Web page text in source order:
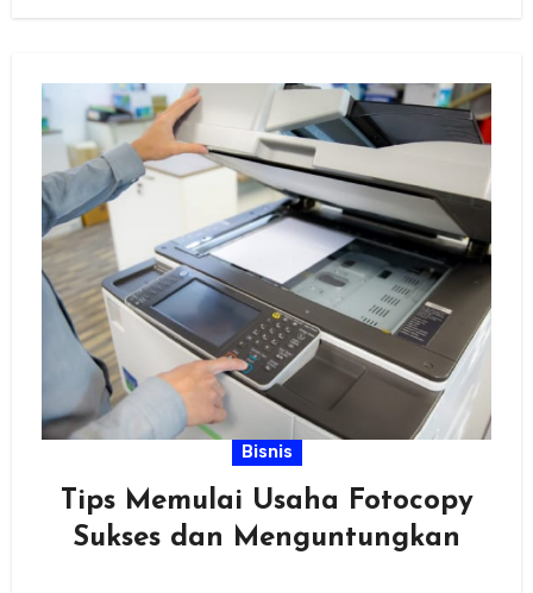
Bisnis
Tips Memulai Usaha Fotocopy
Sukses dan Menguntungkan